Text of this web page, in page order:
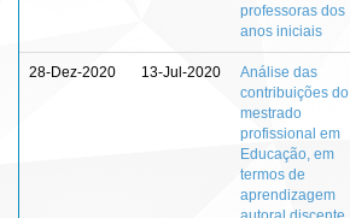
professoras dos
anos iniciais
28-Dez-2020 13-Jul-2020
Análise das
contribuições do
mestrado
profissional em
Educação, em
termos de
aprendizagem